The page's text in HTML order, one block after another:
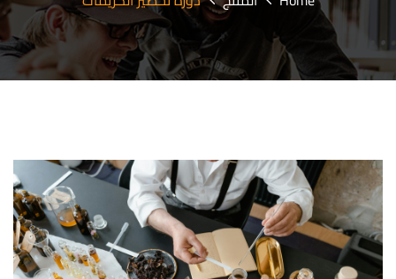
الأسئلة المتكررة
اتصل بنا